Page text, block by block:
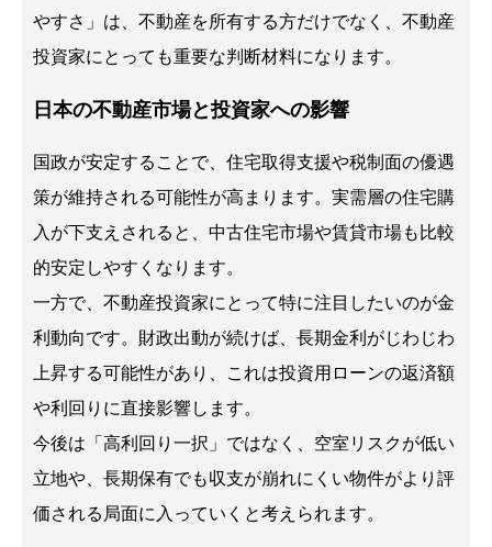
やすさ」は、不動産を所有する方だけでなく、不動産
投資家にとっても重要な判断材料になります。
日本の不動産市場と投資家への影響
国政が安定することで、住宅取得支援や税制面の優遇
策が維持される可能性が高まります。実需層の住宅購
入が下支えされると、中古住宅市場や賃貸市場も比較
的安定しやすくなります。
一方で、不動産投資家にとって特に注目したいのが金
利動向です。財政出動が続けば、長期金利がじわじわ
上昇する可能性があり、これは投資用ローンの返済額
や利回りに直接影響します。
今後は「高利回り一択」ではなく、空室リスクが低い
立地や、長期保有でも収支が崩れにくい物件がより評
価される局面に入っていくと考えられます。